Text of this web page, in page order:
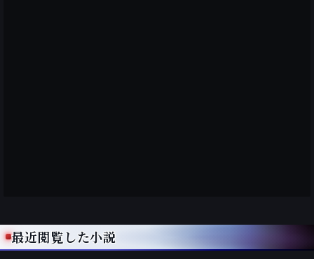
最近閲覧した小説